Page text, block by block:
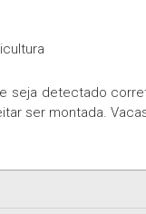
seja detectado
ser montada.